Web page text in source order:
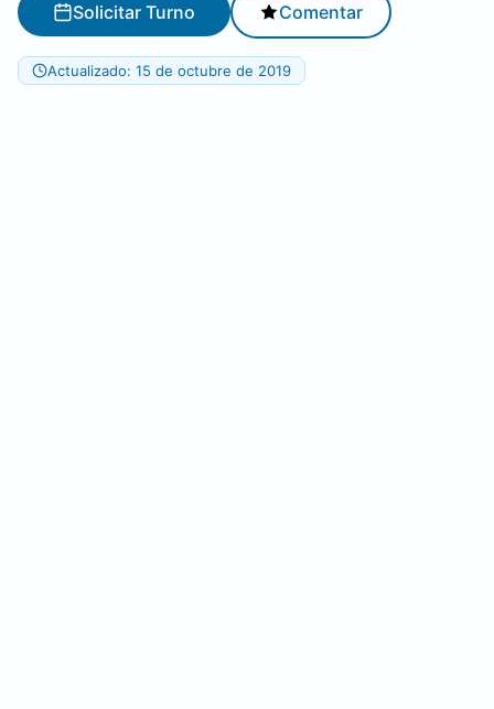
Solicitar Turno Comentar
Actualizado: 15 de octubre de 2019